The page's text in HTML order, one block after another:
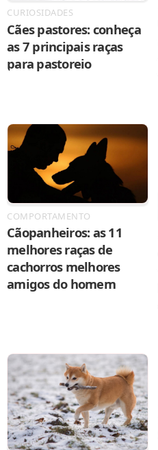
CURIOSIDADES
Cães pastores: conheça
as 7 principais raças
para pastoreio
COMPORTAMENTO
Cãopanheiros: as 11
melhores raças de
cachorros melhores
amigos do homem